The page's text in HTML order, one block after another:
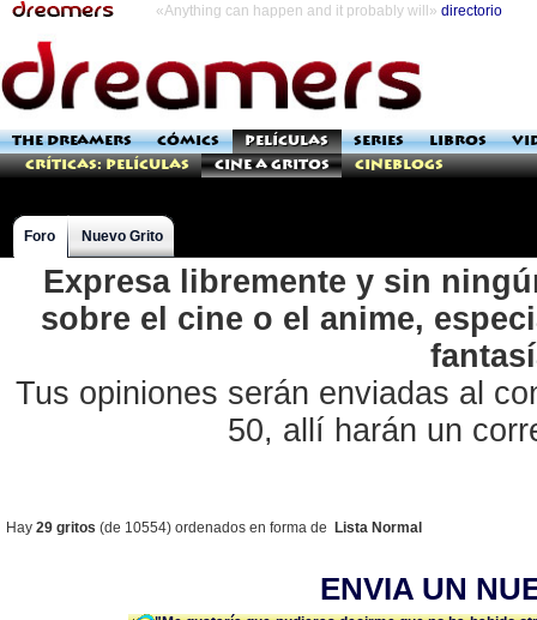
«Anything can happen and it probably will» directorio
THE DREAMERS CÓMICS PELÍCULAS SERIES LIBROS
Críticas: Películas
Cine a Gritos Cineblogs
Foro Nuevo Grito
Expresa libremente y sin
sobre el cine o el anime,
Tus opiniones serán enviadas al
50, allí harán un
Hay29 gritos(de 10554) ordenados en forma de Lista Normal
ENVIA UN